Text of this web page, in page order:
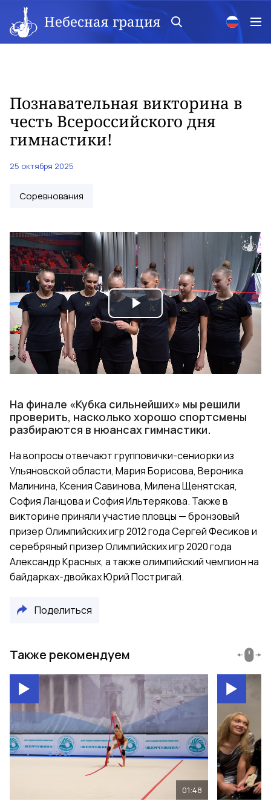
Небесная грация
Познавательная викторина в
честь Всероссийского дня
гимнастики!
25 октября 2025
Соревнования
Play
Video
На финале «Кубка сильнейших» мы решили
проверить, насколько хорошо спортсмены
разбираются в нюансах гимнастики.
На вопросы отвечают групповички-сениорки из
Ульяновской области, Мария Борисова, Вероника
Малинина, Ксения Савинова, Милена Щенятская,
София Ланцова и София Ильтерякова. Также в
викторине приняли участие пловцы — бронзовый
призер Олимпийских игр 2012 года Сергей Фесиков и
серебряный призер Олимпийских игр 2020 года
Александр Красных, а также олимпийский чемпион на
байдарках-двойках Юрий Постригай.
Поделиться
Также рекомендуем
01:48